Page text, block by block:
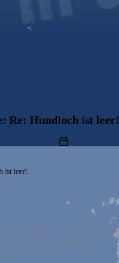
Re: Hundloch ist leer!
Beitragsdatum
ist leer!